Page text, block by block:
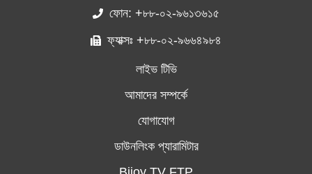
ফোন: +৮৮-০২-৯৬১৩৬১৫
ফ্যাক্সঃ +৮৮-০২-৯৬৬৪৯৮৪
লাইভ টিভি
আমাদের সম্পর্কে
যোগাযোগ
ডাউনলিংক প্যারামিটার